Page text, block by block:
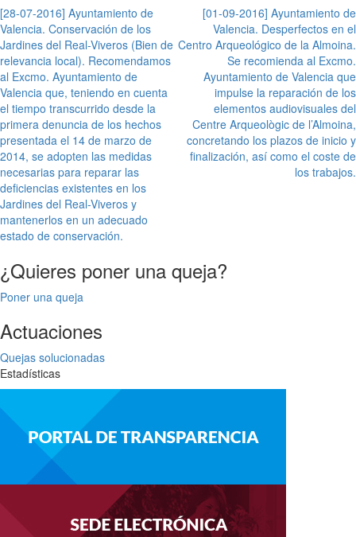
Navegación
de
entradas
[28-07-2016] Ayuntamiento de
Valencia. Conservación de los
Jardines del Real-Viveros (Bien de
relevancia local). Recomendamos
al Excmo. Ayuntamiento de
Valencia que, teniendo en cuenta
el tiempo transcurrido desde la
primera denuncia de los hechos
presentada el 14 de marzo de
2014, se adopten las medidas
necesarias para reparar las
deficiencias existentes en los
Jardines del Real-Viveros y
mantenerlos en un adecuado
estado de conservación.
[01-09-2016] Ayuntamiento de
Valencia. Desperfectos en el
Centro Arqueológico de la Almoina.
Se recomienda al Excmo.
Ayuntamiento de Valencia que
impulse la reparación de los
elementos audiovisuales del
Centre Arqueològic de l’Almoina,
concretando los plazos de inicio y
finalización, así como el coste de
los trabajos.
¿Quieres poner una queja?
Poner una queja
Actuaciones
Quejas solucionadas
Estadísticas